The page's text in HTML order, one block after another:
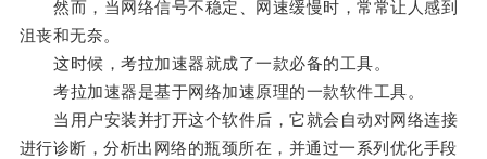
然而，当网络信号不稳定、网速缓慢时，常常让人感到
沮丧和无奈。
这时候，考拉加速器就成了一款必备的工具。
考拉加速器是基于网络加速原理的一款软件工具。
当用户安装并打开这个软件后，它就会自动对网络连接
进行诊断，分析出网络的瓶颈所在，并通过一系列优化手段